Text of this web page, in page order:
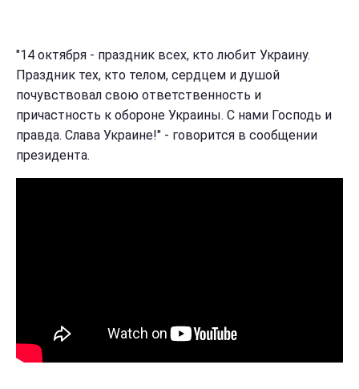
"14 октября - праздник всех, кто любит Украину.
Праздник тех, кто телом, сердцем и душой
почувствовал свою ответственность и
причастность к обороне Украины. С нами Господь и
правда. Слава Украине!" - говорится в сообщении
президента.